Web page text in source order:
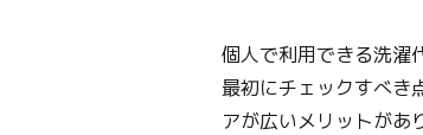
個人で利用できる洗濯
最初にチェックすべき
アが広いメリットがあ